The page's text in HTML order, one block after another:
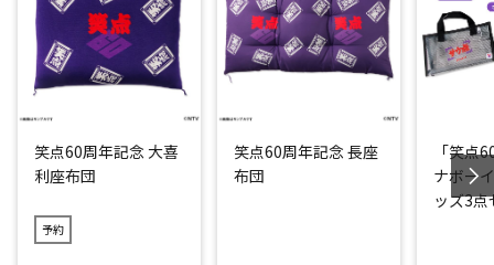
笑点60周年記念 大喜
利座布団
予約
笑点60周年記念 長座
布団
「笑点
ナボー
ッズ3点